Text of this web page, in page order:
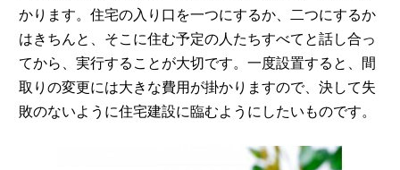
かります。住宅の入り口を一つにするか、二つにするか
はきちんと、そこに住む予定の人たちすべてと話し合っ
てから、実行することが大切です。一度設置すると、間
取りの変更には大きな費用が掛かりますので、決して失
敗のないように住宅建設に臨むようにしたいものです。